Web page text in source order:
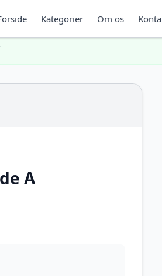
Kategorier Om os
A